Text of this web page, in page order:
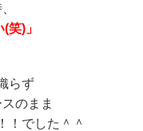
笑)」
らず
のまま
！でした＾＾